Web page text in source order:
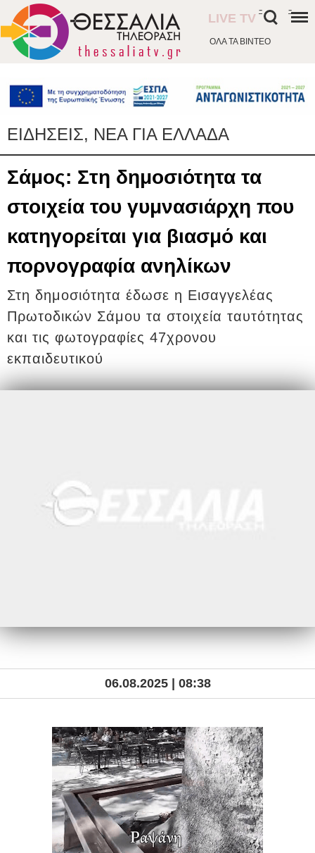
ΟΛΑ ΤΑ ΒΙΝΤΕΟ
LIVE TV
- -
ΕΙΔΗΣΕΙΣ, ΝΕΑ ΓΙΑ ΕΛΛΑΔΑ
Σάμος: Στη δημοσιότητα τα
στοιχεία του γυμνασιάρχη που
κατηγορείται για βιασμό και
πορνογραφία ανηλίκων
Στη δημοσιότητα έδωσε η Εισαγγελέας
Πρωτοδικών Σάμου τα στοιχεία ταυτότητας
και τις φωτογραφίες 47χρονου
εκπαιδευτικού
06.08.2025 | 08:38